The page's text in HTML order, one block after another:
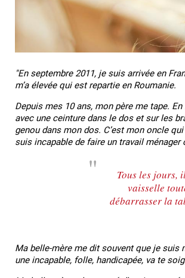
"En septembre 2011, je suis arrivée en
m’a élevée qui est repartie en Roumanie.
Depuis mes 10 ans, mon père me tape.
avec une ceinture dans le dos et sur les
genou dans mon dos. C’est mon oncle
suis incapable de faire un travail
Tous les jours,
vaisselle
débarrasser la
Ma belle-mère me dit souvent que je suis
une incapable, folle, handicapée, va te